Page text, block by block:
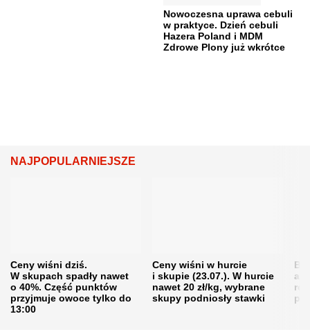
Nowoczesna uprawa cebuli
w praktyce. Dzień cebuli
Hazera Poland i MDM
Zdrowe Plony już wkrótce
NAJPOPULARNIEJSZE
Ceny wiśni dziś.
W skupach spadły nawet
o 40%. Część punktów
przyjmuje owoce tylko do
13:00
Ceny wiśni w hurcie
i skupie (23.07.). W hurcie
nawet 20 zł/kg, wybrane
skupy podniosły stawki